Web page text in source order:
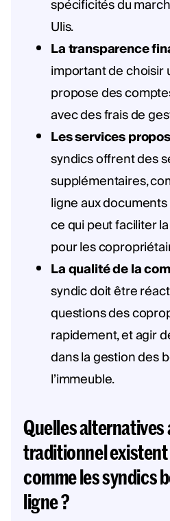
spécificités du
Ulis.
La transparence
important de choisir
propose des
avec des frais de
Les services
syndics offrent des
supplémentaires,
ligne aux
ce qui peut faciliter
pour les
La qualité de la
syndic doit être
questions des
rapidement, et agir
dans la gestion des
l’immeuble.
Quelles alternatives
traditionnel existent
comme les syndics
ligne ?